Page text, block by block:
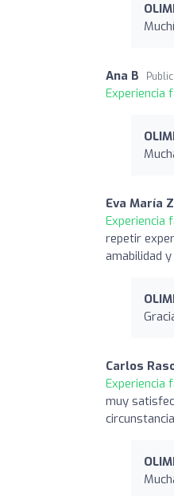
Ana B
Experiencia
Eva María
Experiencia
repetir
amabilidad
Carlos
Experiencia
muy